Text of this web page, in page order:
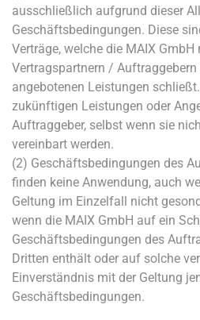
ausschließlich aufgrund dieser
Geschäftsbedingungen. Diese
Verträge, welche die MAIX GmbH
Vertragspartnern /
angebotenen Leistungen
zukünftigen Leistungen oder
Auftraggeber, selbst wenn sie
vereinbart werden.
(2) Geschäftsbedingungen des
finden keine Anwendung, auch
Geltung im Einzelfall nicht
wenn die MAIX GmbH auf ein
Geschäftsbedingungen des
Dritten enthält oder auf solche
Einverständnis mit der Geltung
Geschäftsbedingungen.